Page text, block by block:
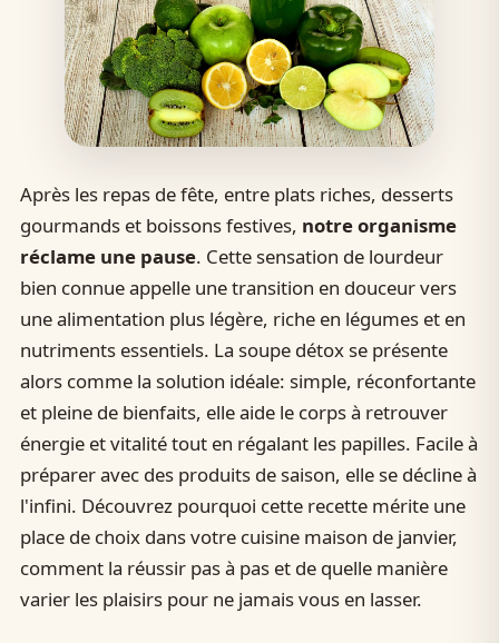
Après les repas de fête, entre plats riches, desserts
gourmands et boissons festives, notre organisme
réclame une pause. Cette sensation de lourdeur
bien connue appelle une transition en douceur vers
une alimentation plus légère, riche en légumes et en
nutriments essentiels. La soupe détox se présente
alors comme la solution idéale: simple, réconfortante
et pleine de bienfaits, elle aide le corps à retrouver
énergie et vitalité tout en régalant les papilles. Facile à
préparer avec des produits de saison, elle se décline à
l'infini. Découvrez pourquoi cette recette mérite une
place de choix dans votre cuisine maison de janvier,
comment la réussir pas à pas et de quelle manière
varier les plaisirs pour ne jamais vous en lasser.